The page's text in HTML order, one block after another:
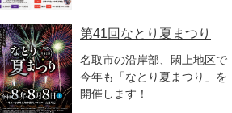
第41回なとり夏まつり
名取市の沿岸部、閖上地区で
今年も「なとり夏まつり」を
開催します！